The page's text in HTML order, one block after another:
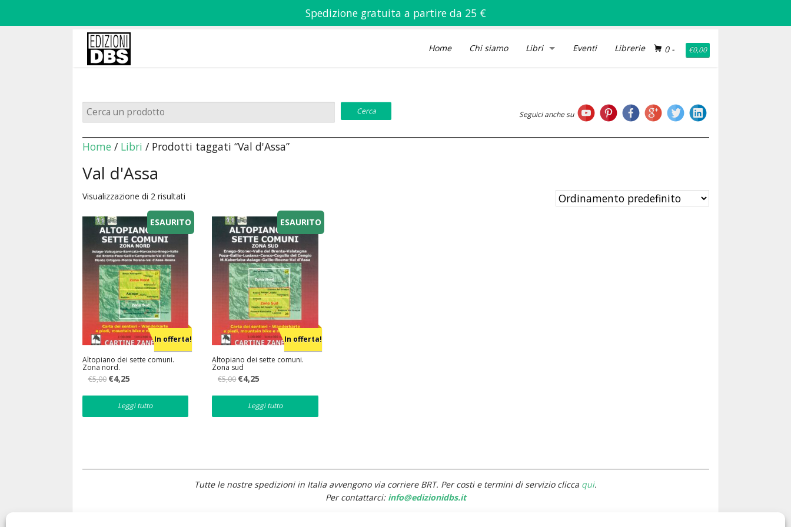
Spedizione gratuita a partire da 25 €
0- €0,00
Home Chi siamo Libri Eventi Librerie
Seguici anche su
Home/ Libri / Prodotti taggati “Val d'Assa”
Val d'Assa
Visualizzazione di 2 risultati
In offerta!
ESAURITO
Altopiano dei sette comuni.
Zona nord.
€5,00 Il
originale
€4,25Il
attuale
è:
Leggi tutto
In offerta!
ESAURITO
Altopiano dei sette comuni.
Zona sud
€5,00 Il
originale
€4,25
attuale
è:
Leggi tutto
Tutte le nostre spedizioni in Italia avvengono via corriere BRT. Per costi e termini di servizio clicca qui.
Per contattarci: info@edizionidbs.it